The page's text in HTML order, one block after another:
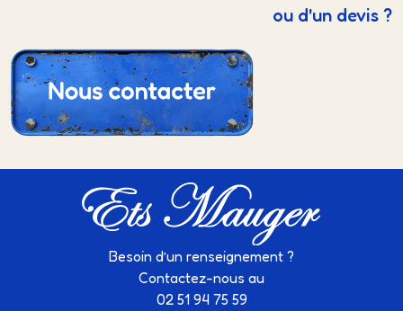
ou d'un devis ?
Besoin d’un renseignement ?
Contactez-nous au
02 51 94 75 59